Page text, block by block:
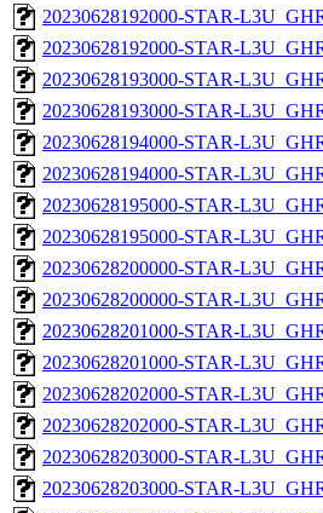
20230628192000-STAR-
20230628192000-STAR-
20230628193000-STAR-
20230628193000-STAR-
20230628194000-STAR-
20230628194000-STAR-
20230628195000-STAR-
20230628195000-STAR-
20230628200000-STAR-
20230628200000-STAR-
20230628201000-STAR-
20230628201000-STAR-
20230628202000-STAR-
20230628202000-STAR-
20230628203000-STAR-
20230628203000-STAR-